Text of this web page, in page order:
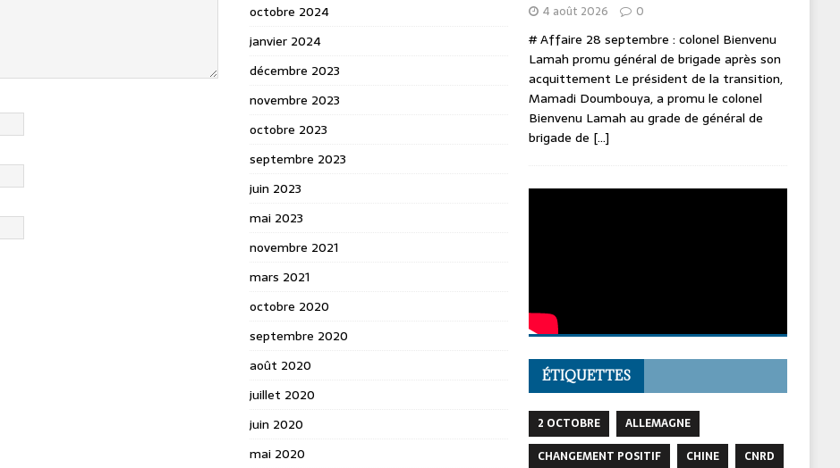
octobre 2024
janvier 2024
décembre 2023
novembre 2023
octobre 2023
septembre 2023
juin 2023
mai 2023
novembre 2021
mars 2021
octobre 2020
septembre 2020
août 2020
juillet 2020
juin 2020
mai 2020
4 août 2026 0
# Affaire 28 septembre : colonel Bienvenu
Lamah promu général de brigade après son
acquittement Le président de la transition,
Mamadi Doumbouya, a promu le colonel
Bienvenu Lamah au grade de général de
brigade de [...]
ÉTIQUETTES
2 OCTOBRE
ALLEMAGNE
CHANGEMENT POSITIF
CHINE
CNRD